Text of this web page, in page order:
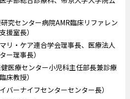
究センター病院AMR臨床リファレン
援室長）
リ・ケア連合学会理事長、医療法人
ー理事長）
医療センター小児科主任部長兼診療
床教授）
バーナイフセンターセンター長）